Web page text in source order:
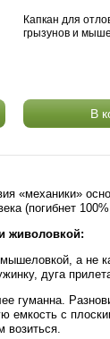
Капкан для
грызунов и
В
«механики»
(погибнет
живоловкой:
а не
дуга
гуманна.
емкость с
возиться.